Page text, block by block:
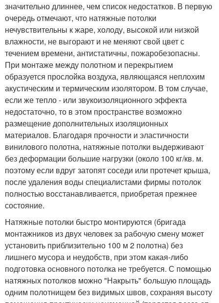
значительно длиннее, чем список недостатков. В первую
очередь отмечают, что натяжные потолки
нечувствительны к жаре, холоду, высокой или низкой
влажности, не выгорают и не меняют свой цвет с
течением времени, антистатичны, пожаробезопасны.
При монтаже между полотном и перекрытием
образуется прослойка воздуха, являющаяся неплохим
акустическим и термическим изолятором. В том случае,
если же тепло - или звукоизоляционного эффекта
недостаточно, то в этом пространстве возможно
размещение дополнительных изоляционных
материалов. Благодаря прочности и эластичности
винилового полотна, натяжные потолки выдерживают
без деформации большие нагрузки (около 100 кг/кв. м.
поэтому если вдруг затопят соседи или протечет крыша,
после удаления воды специалистами фирмы потолок
полностью восстанавливается, приобретая прежнее
состояние.
Натяжные потолки быстро монтируются (бригада
монтажников из двух человек за рабочую смену может
установить приблизительно 100 м 2 полотна) без
лишнего мусора и неудобств, при этом какая-либо
подготовка основного потолка не требуется. С помощью
натяжных потолков можно "Накрыть" большую площадь
одним полотнищем без видимых швов, сохраняя высоту